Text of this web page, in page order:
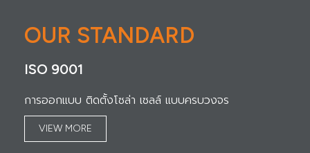
OUR STANDARD
ISO 9001
การออกแบบ ติดตั้งโซล่า เซลล์ แบบครบวงจร
VIEW MORE